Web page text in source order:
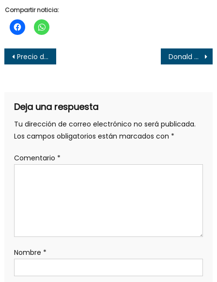
Compartir noticia:
Navegación
de
Precio de los combustibles en El Salvador (21 de enero al 3 de febrero de 2025) Donald Trump inicia su mandato firmando órdenes ejecutivas
Deja una respuesta
Tu dirección de correo electrónico no será publicada.
Los campos obligatorios están marcados con *
Comentario *
Nombre *